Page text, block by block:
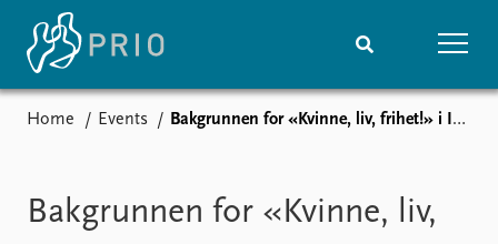
Media centre
Podcasts
Home Events Bakgrunnen for «Kvinne, liv, frihet!» i Iran
Bakgrunnen for «Kvinne, liv,